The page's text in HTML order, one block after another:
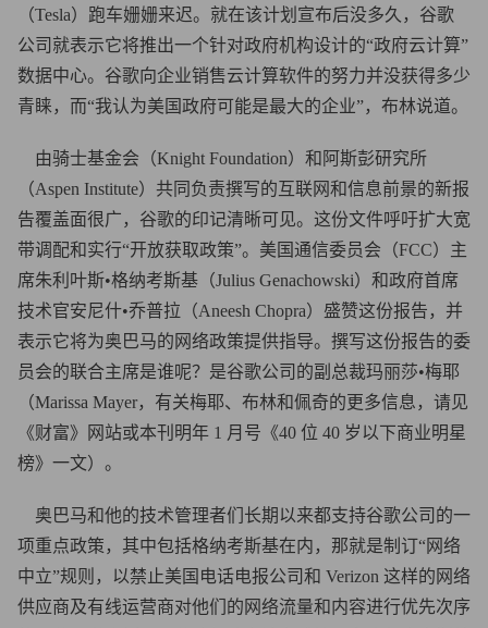
（Tesla）跑车姗姗来迟。就在该计划宣布后没多久，谷歌
公司就表示它将推出一个针对政府机构设计的“政府云计算”
数据中心。谷歌向企业销售云计算软件的努力并没获得多少
青睐，而“我认为美国政府可能是最大的企业”，布林说道。
由骑士基金会（Knight Foundation）和阿斯彭研究所
（Aspen Institute）共同负责撰写的互联网和信息前景的新报
告覆盖面很广，谷歌的印记清晰可见。这份文件呼吁扩大宽
带调配和实行“开放获取政策”。美国通信委员会（FCC）主
席朱利叶斯•格纳考斯基（Julius Genachowski）和政府首席
技术官安尼什•乔普拉（Aneesh Chopra）盛赞这份报告，并
表示它将为奥巴马的网络政策提供指导。撰写这份报告的委
员会的联合主席是谁呢？是谷歌公司的副总裁玛丽莎•梅耶
（Marissa Mayer，有关梅耶、布林和佩奇的更多信息，请见
《财富》网站或本刊明年 1 月号《40 位 40 岁以下商业明星
榜》一文）。
奥巴马和他的技术管理者们长期以来都支持谷歌公司的一
项重点政策，其中包括格纳考斯基在内，那就是制订“网络
中立”规则，以禁止美国电话电报公司和 Verizon 这样的网络
供应商及有线运营商对他们的网络流量和内容进行优先次序